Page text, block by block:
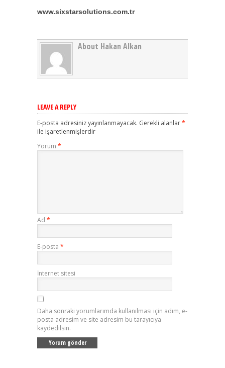
www.sixstarsolutions.com.tr
About Hakan Alkan
LEAVE A REPLY
E-posta adresiniz yayınlanmayacak. Gerekli alanlar*
ile işaretlenmişlerdir
Yorum *
Ad *
E-posta *
İnternet sitesi
Daha sonraki yorumlarımda kullanılması için adım, e-
posta adresim ve site adresim bu tarayıcıya
kaydedilsin.